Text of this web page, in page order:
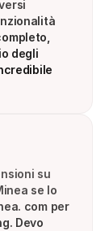
degli
su
se lo
com per
Devo